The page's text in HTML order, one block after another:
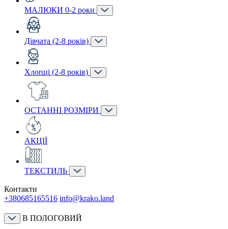
МАЛЮКИ 0-2 роки
Дівчата (2-8 років)
Хлопці (2-8 років)
ОСТАННІ РОЗМІРИ
АКЦІЇ
ТЕКСТИЛЬ
Контакти
+380685165516 info@krako.land
В ПОЛОГОВИЙ